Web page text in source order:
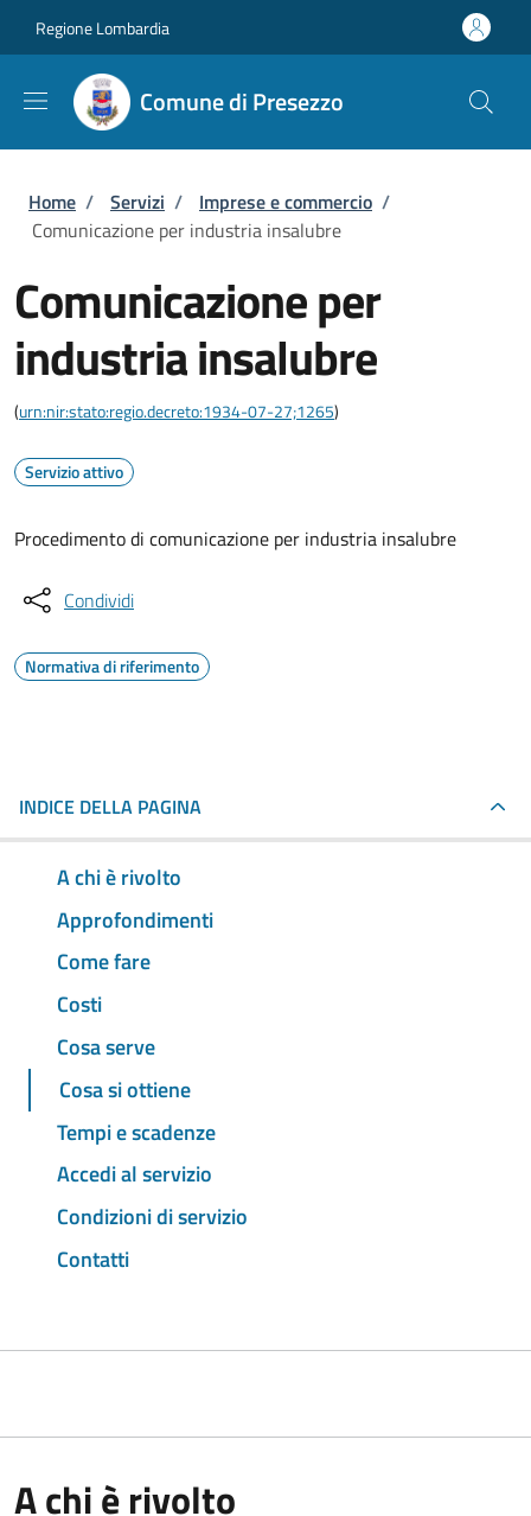
Regione Lombardia
Comune di Presezzo
Briciole di pane
Home / Servizi / Imprese e commercio /
Comunicazione per industria insalubre
Comunicazione per
industria insalubre
(urn:nir:stato:regio.decreto:1934-07-27;1265)
Servizio attivo
Procedimento di comunicazione per industria insalubre
Condividi
Normativa di riferimento
INDICE DELLA PAGINA
A chi è rivolto
Approfondimenti
Come fare
Costi
Cosa serve
Cosa si ottiene
Tempi e scadenze
Accedi al servizio
Condizioni di servizio
Contatti
A chi è rivolto